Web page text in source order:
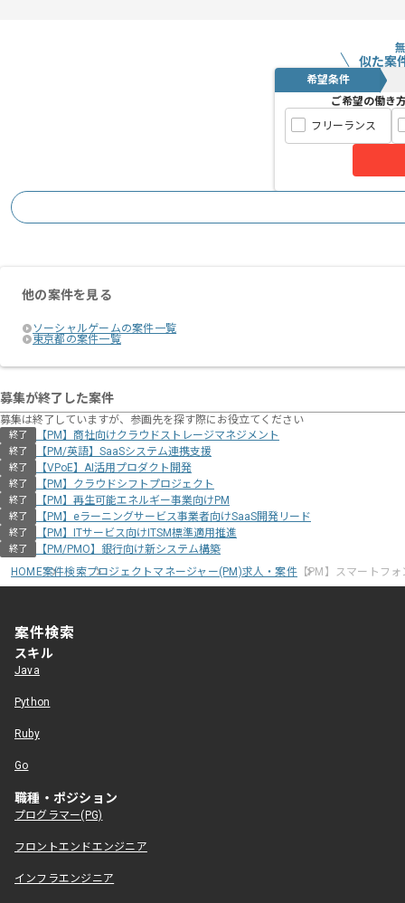
似た案
希望条件
ご希望の働き
フリーランス
他の案件を見る
ソーシャルゲームの案件一覧
東京都の案件一覧
募集が終了した案件
募集は終了していますが、参画先を探す際にお役立てください
終了 【PM】商社向けクラウドストレージマネジメント
終了 【PM/英語】SaaSシステム連携支援
終了 【VPoE】AI活用プロダクト開発
終了 【PM】クラウドシフトプロジェクト
終了 【PM】再生可能エネルギー事業向けPM
終了 【PM】eラーニングサービス事業者向けSaaS開発リード
終了 【PM】ITサービス向けITSM標準適用推進
終了
【PM/PMO】銀行向け新システム構築
HOME案件検索プロジェクトマネージャー(PM)求人・案件【PM】スマートフ
案件検索
スキル
Java
Python
Ruby
Go
職種・ポジション
プログラマー(PG)
フロントエンドエンジニア
インフラエンジニア